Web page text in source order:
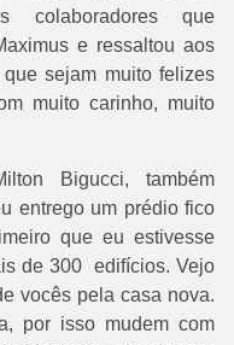
colaboradores que
e ressaltou aos
que sejam muito felizes
muito carinho, muito
Bigucci, também
entrego um prédio fico
que eu estivesse
de 300 edifícios. Vejo
vocês pela casa nova.
por isso mudem com